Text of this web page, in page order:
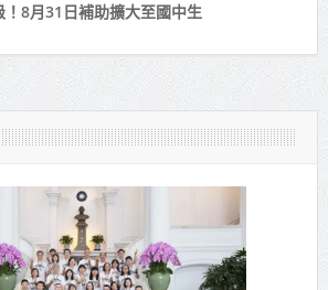
8月31日補助擴大至國中生